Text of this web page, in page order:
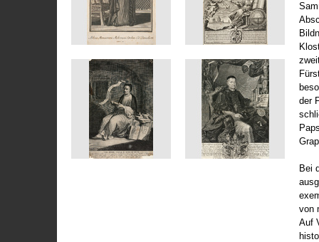
der
Bei
von
Auf